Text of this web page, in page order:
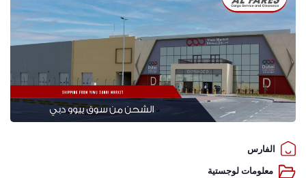
الفارس
معلومات لوجستية